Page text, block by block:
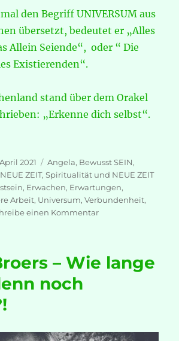
den Begriff UNIVERSUM aus
übersetzt, bedeutet er „Alles
Allein Seiende“, oder “ Die
Existierenden“.
stand über dem Orakel
„Erkenne dich selbst“.
ein Hologramm?“
2021 Kategorien
Angela, Bewusst SEIN,
ZEIT,Spiritualität und NEUE ZEIT
, Erwachen, Erwartungen,
Arbeit, Universum,Verbundenheit,
einen Kommentarzu
ein
Hologramm?
– Wie lange
noch